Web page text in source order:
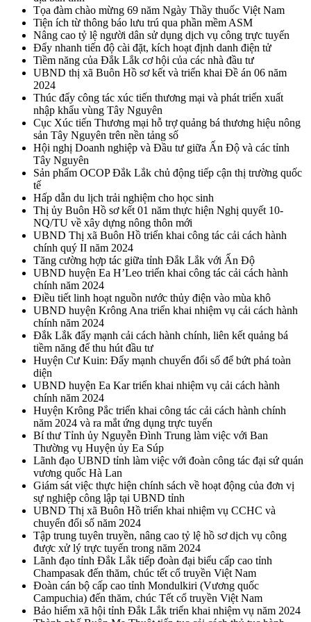
Tọa đàm chào mừng 69 năm Ngày Thầy thuốc Việt Nam
Tiện ích từ thông báo lưu trú qua phần mềm ASM
Nâng cao tỷ lệ người dân sử dụng dịch vụ công trực tuyến
Đẩy nhanh tiến độ cài đặt, kích hoạt định danh điện tử
Tiềm năng của Đắk Lắk cơ hội của các nhà đầu tư
UBND thị xã Buôn Hồ sơ kết và triển khai Đề án 06 năm
2024
Thúc đẩy công tác xúc tiến thương mại và phát triển xuất
nhập khẩu vùng Tây Nguyên
Cục Xúc tiến Thương mại hỗ trợ quảng bá thương hiệu nông
sản Tây Nguyên trên nền tảng số
Hội nghị Doanh nghiệp và Đầu tư giữa Ấn Độ và các tỉnh
Tây Nguyên
Sản phẩm OCOP Đắk Lắk chủ động tiếp cận thị trường quốc
tế
Hấp dẫn du lịch trải nghiệm cho học sinh
Thị ủy Buôn Hồ sơ kết 01 năm thực hiện Nghị quyết 10-
NQ/TU về xây dựng nông thôn mới
UBND Thị xã Buôn Hồ triển khai công tác cải cách hành
chính quý II năm 2024
Tăng cường hợp tác giữa tỉnh Đắk Lắk với Ấn Độ
UBND huyện Ea H’Leo triển khai công tác cải cách hành
chính năm 2024
Điều tiết linh hoạt nguồn nước thủy điện vào mùa khô
UBND huyện Krông Ana triển khai nhiệm vụ cải cách hành
chính năm 2024
Đắk Lắk đẩy mạnh cải cách hành chính, liên kết quảng bá
tiềm năng để thu hút đầu tư
Huyện Cư Kuin: Đẩy mạnh chuyển đổi số để bứt phá toàn
diện
UBND huyện Ea Kar triển khai nhiệm vụ cải cách hành
chính năm 2024
Huyện Krông Pắc triển khai công tác cải cách hành chính
năm 2024 và ra mắt ứng dụng trực tuyến
Bí thư Tỉnh ủy Nguyễn Đình Trung làm việc với Ban
Thường vụ Huyện ủy Ea Súp
Lãnh đạo UBND tỉnh làm việc với đoàn công tác đại sứ quán
vương quốc Hà Lan
Giám sát việc thực hiện chính sách về hoạt động của đơn vị
sự nghiệp công lập tại UBND tỉnh
UBND Thị xã Buôn Hồ triển khai nhiệm vụ CCHC và
chuyển đổi số năm 2024
Tập trung tuyên truyền, nâng cao tỷ lệ hồ sơ dịch vụ công
được xử lý trực tuyến trong năm 2024
Lãnh đạo tỉnh Đắk Lắk tiếp đoàn đại biểu cấp cao tỉnh
Champasak đến thăm, chúc tết cổ truyền Việt Nam
Đoàn cán bộ cấp cao tỉnh Mondulkiri (Vương quốc
Campuchia) đến thăm, chúc Tết cổ truyền Việt Nam
Bảo hiểm xã hội tỉnh Đắk Lắk triển khai nhiệm vụ năm 2024